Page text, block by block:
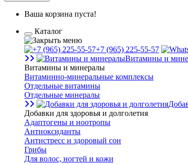
Ваша корзина пуста!
Каталог
+7 (965) 225-55-57
Витамины и
Витамины и минералы
Витаминно-минеральные комплексы
Отдельные витамины
Отдельные минералы
Добавки для здоровья и долголетия
Адаптогены и ноотропы
Антиоксиданты
Антистресс и здоровый сон
Грибы
Для волос, ногтей и кожи